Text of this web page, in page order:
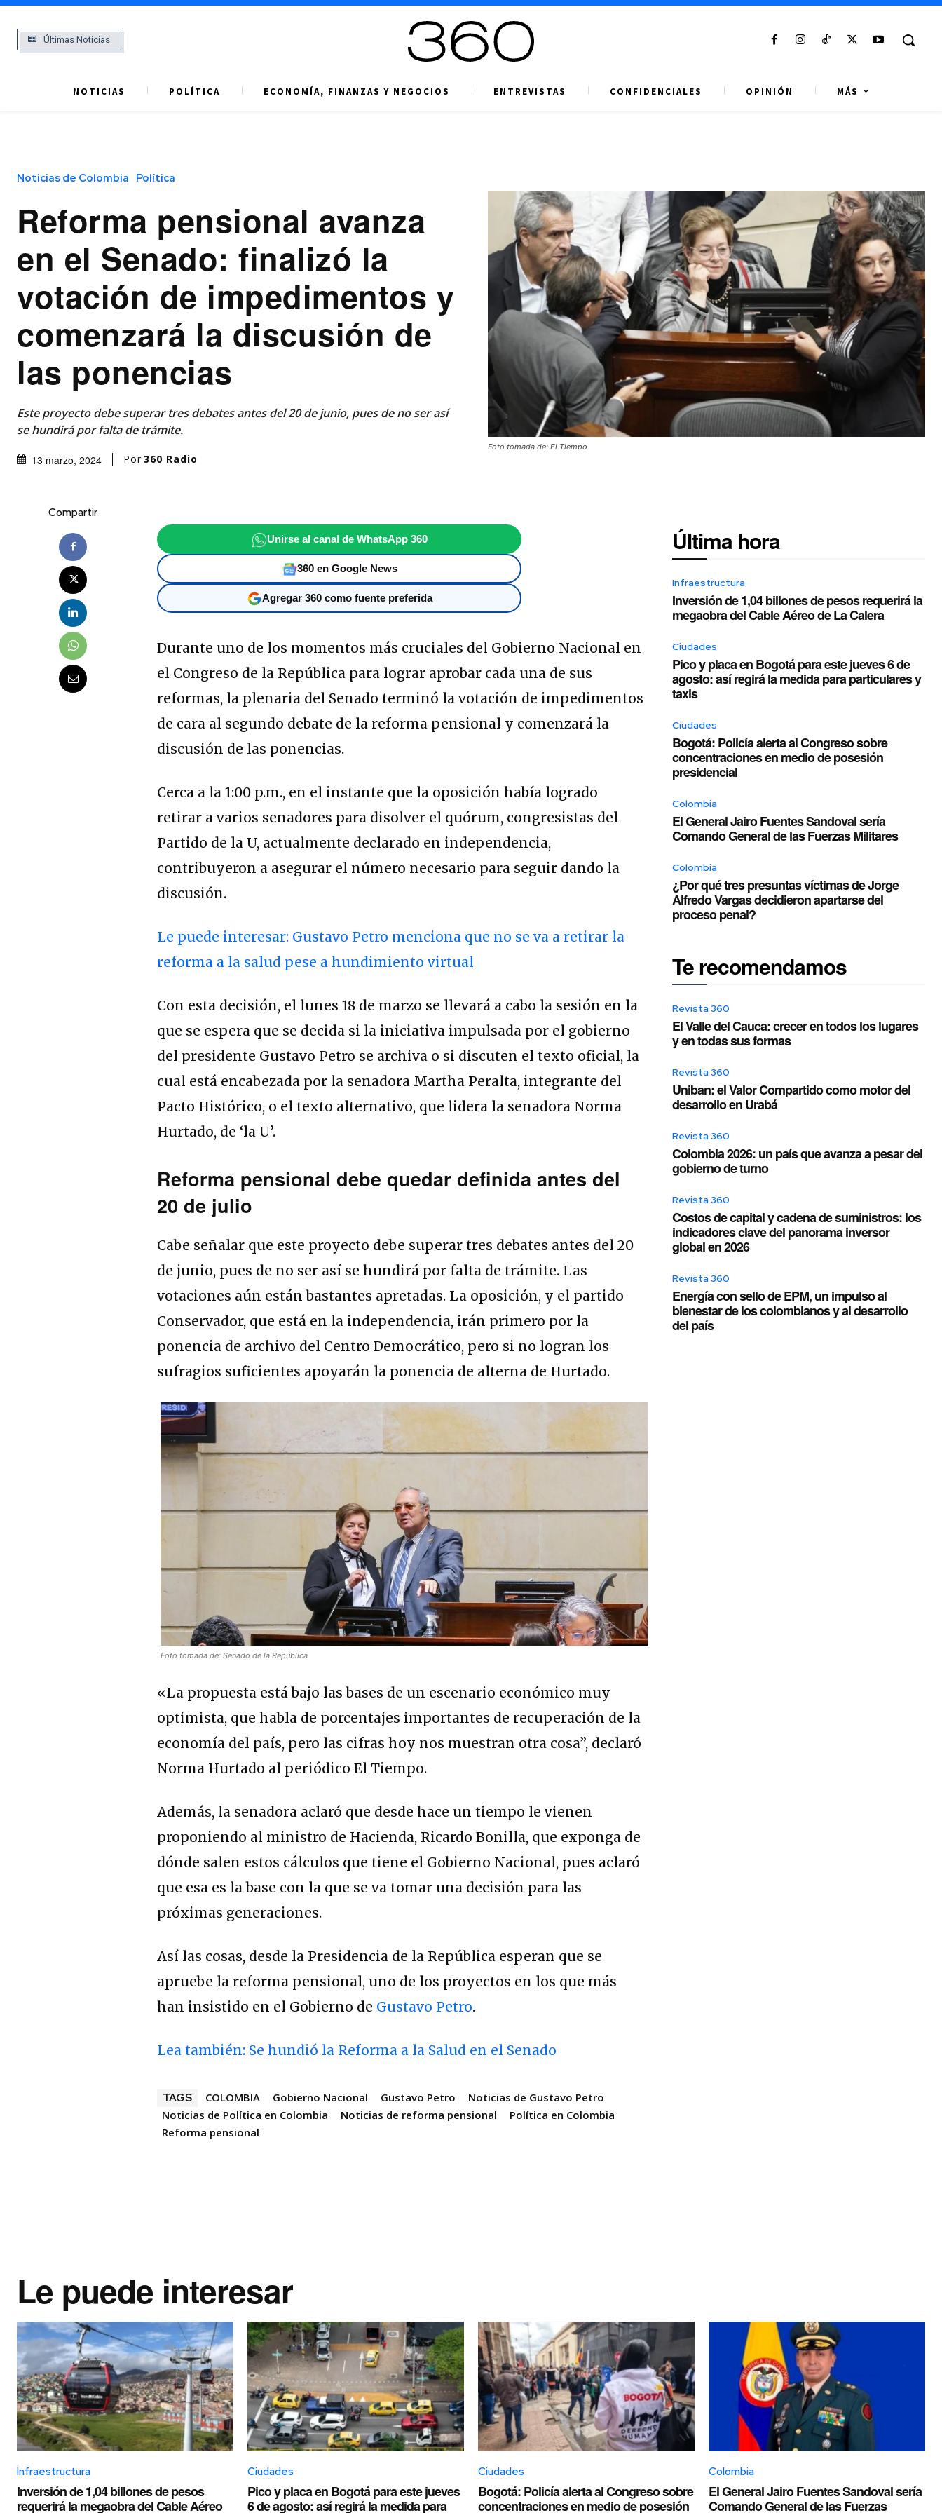
Últimas Noticias
NOTICIAS POLÍTICA ECONOMÍA, FINANZAS Y NEGOCIOS ENTREVISTAS CONFIDENCIALES OPINIÓN MÁS
Noticias de Colombia Política
Reforma pensional avanza
en el Senado: finalizó la
votación de impedimentos y
comenzará la discusión de
las ponencias
Este proyecto debe superar tres debates antes del 20 de junio, pues de no ser así
se hundirá por falta de trámite.
13 marzo, 2024 Por 360 Radio
Foto tomada de: El Tiempo
Compartir
Unirse al canal de WhatsApp 360
360 en Google News
Agregar 360 como fuente preferida
Durante uno de los momentos más cruciales del Gobierno Nacional en
el Congreso de la República para lograr aprobar cada una de sus
reformas, la plenaria del Senado terminó la votación de impedimentos
de cara al segundo debate de la reforma pensional y comenzará la
discusión de las ponencias.
Cerca a la 1:00 p.m., en el instante que la oposición había logrado
retirar a varios senadores para disolver el quórum, congresistas del
Partido de la U, actualmente declarado en independencia,
contribuyeron a asegurar el número necesario para seguir dando la
discusión.
Le puede interesar: Gustavo Petro menciona que no se va a retirar la
reforma a la salud pese a hundimiento virtual
Con esta decisión, el lunes 18 de marzo se llevará a cabo la sesión en la
que se espera que se decida si la iniciativa impulsada por el gobierno
del presidente Gustavo Petro se archiva o si discuten el texto oficial, la
cual está encabezada por la senadora Martha Peralta, integrante del
Pacto Histórico, o el texto alternativo, que lidera la senadora Norma
Hurtado, de ‘la U’.
Reforma pensional debe quedar definida antes del
20 de julio
Cabe señalar que este proyecto debe superar tres debates antes del 20
de junio, pues de no ser así se hundirá por falta de trámite. Las
votaciones aún están bastantes apretadas. La oposición, y el partido
Conservador, que está en la independencia, irán primero por la
ponencia de archivo del Centro Democrático, pero si no logran los
sufragios suficientes apoyarán la ponencia de alterna de Hurtado.
Foto tomada de: Senado de la República
«La propuesta está bajo las bases de un escenario económico muy
optimista, que habla de porcentajes importantes de recuperación de la
economía del país, pero las cifras hoy nos muestran otra cosa”, declaró
Norma Hurtado al periódico El Tiempo.
Además, la senadora aclaró que desde hace un tiempo le vienen
proponiendo al ministro de Hacienda, Ricardo Bonilla, que exponga de
dónde salen estos cálculos que tiene el Gobierno Nacional, pues aclaró
que esa es la base con la que se va tomar una decisión para las
próximas generaciones.
Así las cosas, desde la Presidencia de la República esperan que se
apruebe la reforma pensional, uno de los proyectos en los que más
han insistido en el Gobierno de Gustavo Petro.
Lea también: Se hundió la Reforma a la Salud en el Senado
TAGS COLOMBIA Gobierno Nacional Gustavo Petro
Noticias de Gustavo Petro
Noticias de Política en Colombia
Noticias de reforma pensional
Política en Colombia
Reforma pensional
Última hora
Infraestructura
Inversión de 1,04 billones de pesos requerirá la
megaobra del Cable Aéreo de La Calera
Ciudades
Pico y placa en Bogotá para este jueves 6 de
agosto: así regirá la medida para particulares y
taxis
Ciudades
Bogotá: Policía alerta al Congreso sobre
concentraciones en medio de posesión
presidencial
Colombia
El General Jairo Fuentes Sandoval sería
Comando General de las Fuerzas Militares
Colombia
¿Por qué tres presuntas víctimas de Jorge
Alfredo Vargas decidieron apartarse del
proceso penal?
Te recomendamos
Revista 360
El Valle del Cauca: crecer en todos los lugares
y en todas sus formas
Revista 360
Uniban: el Valor Compartido como motor del
desarrollo en Urabá
Revista 360
Colombia 2026: un país que avanza a pesar del
gobierno de turno
Revista 360
Costos de capital y cadena de suministros: los
indicadores clave del panorama inversor
global en 2026
Revista 360
Energía con sello de EPM, un impulso al
bienestar de los colombianos y al desarrollo
del país
Le puede interesar
Infraestructura
Inversión de 1,04 billones de pesos
requerirá la megaobra del Cable Aéreo
Ciudades
Pico y placa en Bogotá para este jueves
6 de agosto: así regirá la medida para
Ciudades
Bogotá: Policía alerta al Congreso sobre
concentraciones en medio de posesión
Colombia
El General Jairo Fuentes Sandoval sería
Comando General de las Fuerzas